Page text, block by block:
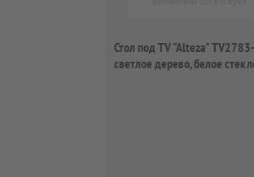
Стол под TV "Alteza"
светлое дерево, белое